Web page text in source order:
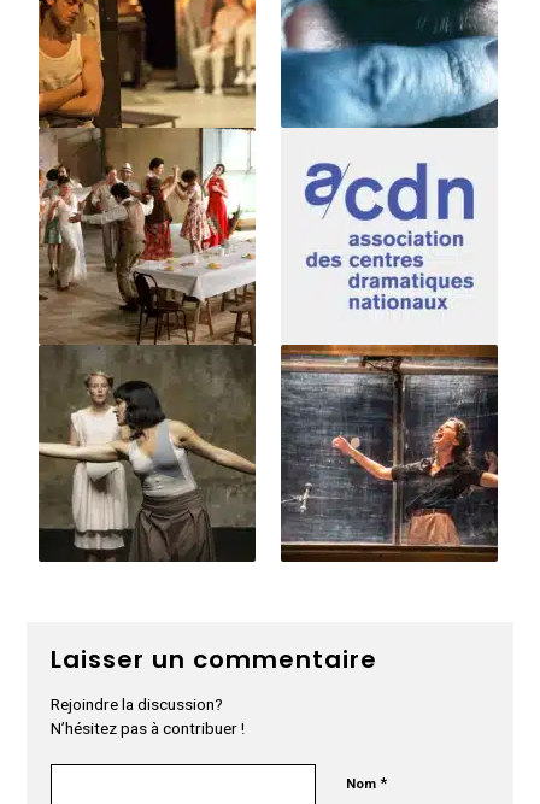
Laisser un commentaire
Rejoindre la discussion?
N’hésitez pas à contribuer !
Nom*